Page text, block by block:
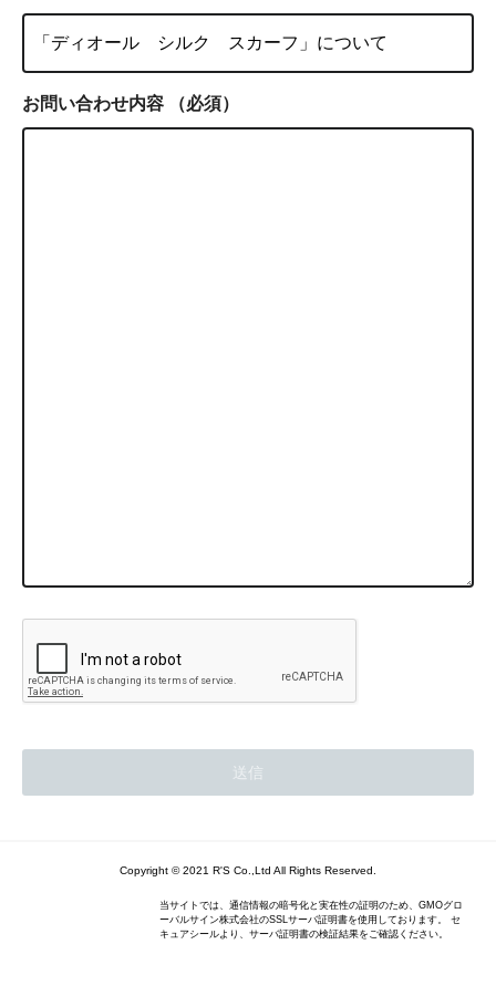
お問い合わせ内容 （必須）
Copyright © 2021 R'S Co.,Ltd All Rights Reserved.
当サイトでは、通信情報の暗号化と実在性の証明のため、GMOグロ
ーバルサイン株式会社のSSLサーバ証明書を使用しております。 セ
キュアシールより、サーバ証明書の検証結果をご確認ください。